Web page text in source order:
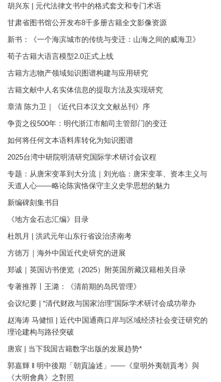
胡兴东 | 元代法律文书中的格式套文和专门术语
甘肃省图书馆公开发布8千多册古籍全文影像资源
新书：《一个海滨城市的传统与变迁：山海之间的威海卫》
荀子古籍大语言模型2.0正式上线
古籍方志物产领域知识图谱构建与应用研究
古籍文献中人名实体信息的提取方法及实现研究
章清 陈力卫｜《近代日本汉文文献丛刊》序
争贡之役500年：明代浙江市舶司主管部门的变迁
如何将任何文本语料库转化为知识图谱
2025台湾中研院明清研究国际学术研讨会议程
专题：从唐宋变革到大分流｜刘光临：唐宋变革、资本主义与
天道人心——略论陈寅恪保守主义史学思想的魅力
新编碑刻集书目
《地方金石志汇编》目录
杜凯月 | 洪武元年山东行省设治济南考
方徳万｜海外中国近代史研究的进展
郑诚｜英国访书便览（2025）附英国所藏汉籍相关目录
专著推荐丨王潞：《清前期的岛民管理》
会议纪要 | “清代财政与国家治理”国际学术研讨会成功举办
赵海涛 马健恒 | 近代中国通商口岸与区域经济社会变迁研究的
理论建构与路径突破
唐宸 | 当下我国古籍数字出版的发展趋势*
郭嘉輝 ‖ 明中後期「朝貢論述」——《皇明外夷朝貢考》與
《大明會典》之對照